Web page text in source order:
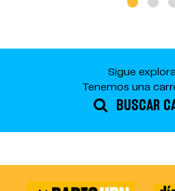
Sigue
Tenemos una
BUSCAR